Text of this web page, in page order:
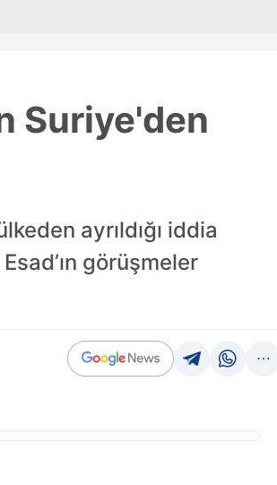
Suriye'den
ayrıldığı iddia
görüşmeler